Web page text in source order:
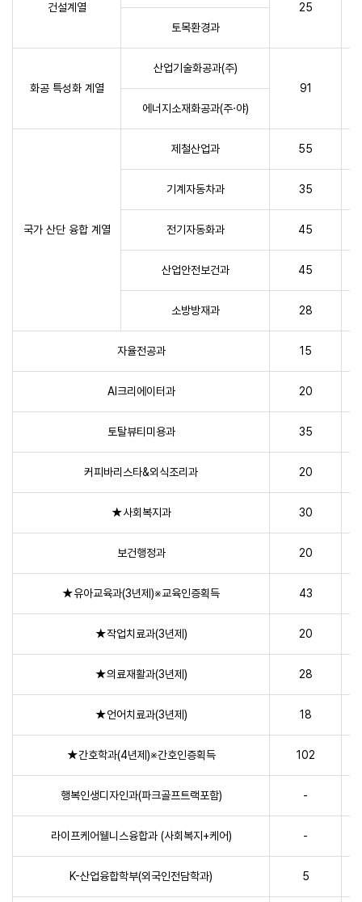
건설계열
25
토목환경과
화공 특성화 계열
산업기술화공과(주)
91
에너지소재화공과(주·야)
국가 산단 융합 계열
제철산업과 55
기계자동차과 35
전기자동화과 45
산업안전보건과 45
소방방재과 28
자율전공과 15
AI크리에이터과 20
토탈뷰티미용과 35
커피바리스타&외식조리과 20
★사회복지과 30
보건행정과 20
★유아교육과(3년제)※교육인증획득 43
★작업치료과(3년제) 20
★의료재활과(3년제) 28
★언어치료과(3년제) 18
★간호학과(4년제)※간호인증획득 102
행복인생디자인과(파크골프트랙포함) -
라이프케어웰니스융합과 (사회복지+케어) -
K-산업융합학부(외국인전담학과) 5